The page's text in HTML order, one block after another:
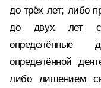
до трёх лет; либо
до двух лет с
определённые
определённой
либо лишением